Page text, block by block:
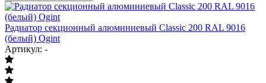
Радиатор секционный алюминиевый Classic 200 RAL 9016
(белый) Ogint
Артикул: -